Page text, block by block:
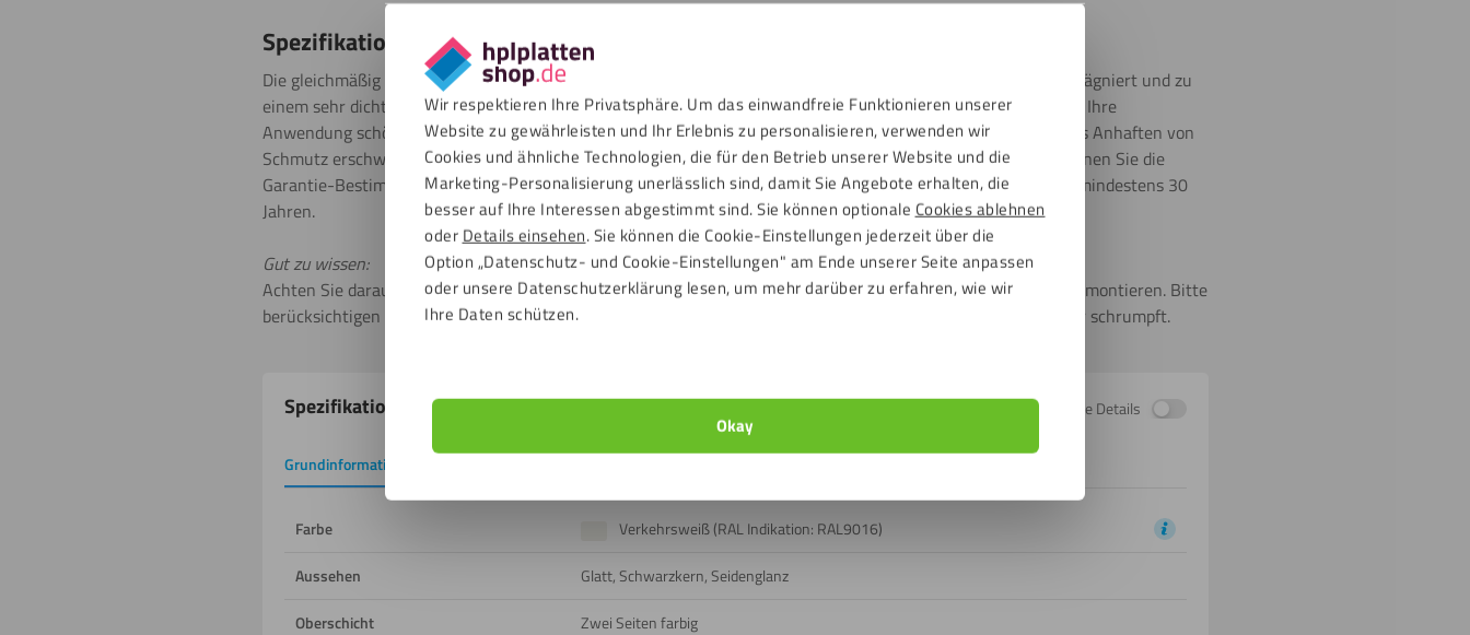
Wir respektieren Ihre Privatsphäre. Um das einwandfreie Funktionieren unserer
Website zu gewährleisten und Ihr Erlebnis zu personalisieren, verwenden wir
Cookies und ähnliche Technologien, die für den Betrieb unserer Website und die
Marketing-Personalisierung unerlässlich sind, damit Sie Angebote erhalten, die
besser auf Ihre Interessen abgestimmt sind. Sie können optionaleCookies ablehnen
oderDetails einsehen. Sie können die Cookie-Einstellungen jederzeit über die
Option „Datenschutz- und Cookie-Einstellungen" am Ende unserer Seite anpassen
oder unsere Datenschutzerklärung lesen, um mehr darüber zu erfahren, wie wir
Ihre Daten schützen.
Okay
Spezifikationen
Die gleichmäßig weiße HPL Platte glatt enthält einen steinharten Kern aus Holzfasern, die mit Kunstharz imprägniert und zu
einem sehr dichten, kompakten Kern zusammengepresst werden. Dieser Kern hat eine tiefschwarze Farbe, um Ihre
Anwendung schön zu vervollständigen. Die Platte weist eine kompakte, antibakterielle Oberschicht auf, die das Anhaften von
Schmutz erschwert. Wir bieten eine 10-jährige Garantie auf diese HPL Platten. Für weitere Informationen können Sie die
Garantie-Bestimmungen unten herunterladen. HPL ist pflegeleicht und hat eine sehr lange Lebensdauer von mindestens 30
Jahren.
Gut zu wissen:
Achten Sie darauf, die Kanten gut zu versiegeln, bevor Sie die HPL Platte beispielsweise in einem Badezimmer montieren. Bitte
berücksichtigen Sie, dass sich die HPL Platte unter dem Einfluss von Temperaturschwankungen ausdehnt oder schrumpft.
Produkteigenschaften
Spezifikationen Zeige Details
Grundinformation
Farbe Verkehrsweiß (RAL Indikation: RAL9016)
Aussehen Glatt, Schwarzkern, Seidenglanz
Oberschicht Zwei Seiten farbig